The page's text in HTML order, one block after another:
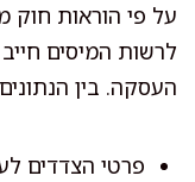
על פי הוראות חוק
לרשות המיסים
העסקה. בין
פרטי הצדדים